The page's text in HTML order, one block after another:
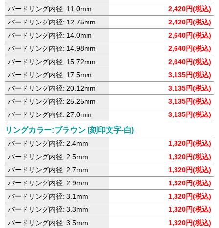
バードリング内径: 11.0mm
2,420円(税込)
バードリング内径: 12.75mm
2,420円(税込)
バードリング内径: 14.0mm
2,640円(税込)
バードリング内径: 14.98mm
2,640円(税込)
バードリング内径: 15.72mm
2,640円(税込)
バードリング内径: 17.5mm
3,135円(税込)
バードリング内径: 20.12mm
3,135円(税込)
バードリング内径: 25.25mm
3,135円(税込)
バードリング内径: 27.0mm
3,135円(税込)
リングカラー:ブラウン (刻印文字-白)
バードリング内径: 2.4mm
1,320円(税込)
バードリング内径: 2.5mm
1,320円(税込)
バードリング内径: 2.7mm
1,320円(税込)
バードリング内径: 2.9mm
1,320円(税込)
バードリング内径: 3.1mm
1,320円(税込)
バードリング内径: 3.3mm
1,320円(税込)
バードリング内径: 3.5mm
1,320円(税込)